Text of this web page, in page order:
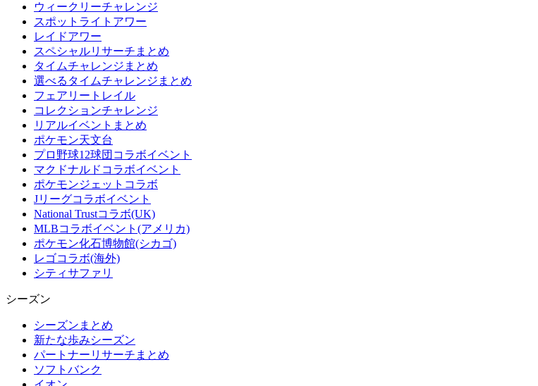
ウィークリーチャレンジ
スポットライトアワー
レイドアワー
スペシャルリサーチまとめ
タイムチャレンジまとめ
選べるタイムチャレンジまとめ
フェアリートレイル
コレクションチャレンジ
リアルイベントまとめ
ポケモン天文台
プロ野球12球団コラボイベント
マクドナルドコラボイベント
ポケモンジェットコラボ
Jリーグコラボイベント
National Trustコラボ(UK)
MLBコラボイベント(アメリカ)
ポケモン化石博物館(シカゴ)
レゴコラボ(海外)
シティサファリ
シーズン
シーズンまとめ
新たな歩みシーズン
パートナーリサーチまとめ
ソフトバンク